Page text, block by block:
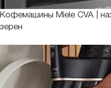
Кофемашины Miele CVA |
зерен